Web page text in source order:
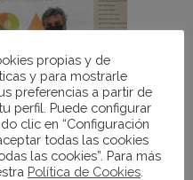
propias y de
y para mostrarle
preferencias a partir de
perfil. Puede configurar
clic en “Configuración
todas las cookies
las cookies”. Para más
Política de Cookies